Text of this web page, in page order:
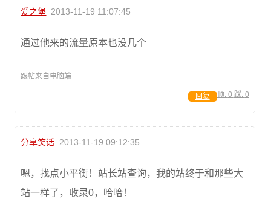
爱之堡 2013-11-19 11:07:45
通过他来的流量原本也没几个
跟帖来自电脑端
顶: 0 踩: 0
回复
分享笑话 2013-11-19 09:12:35
嗯，找点小平衡！站长站查询，我的站终于和那些大
站一样了，收录0，哈哈！